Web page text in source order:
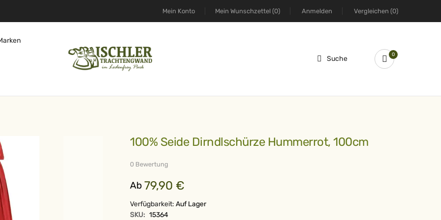
Mein Konto Mein Wunschzettel (0) Anmelden Vergleichen (0)
Suche 0
100% Seide Dirndlschürze Hummerrot, 100cm
0 Bewertung
Ab 79,90 €
Verfügbarkeit: Auf Lager
SKU: 15364